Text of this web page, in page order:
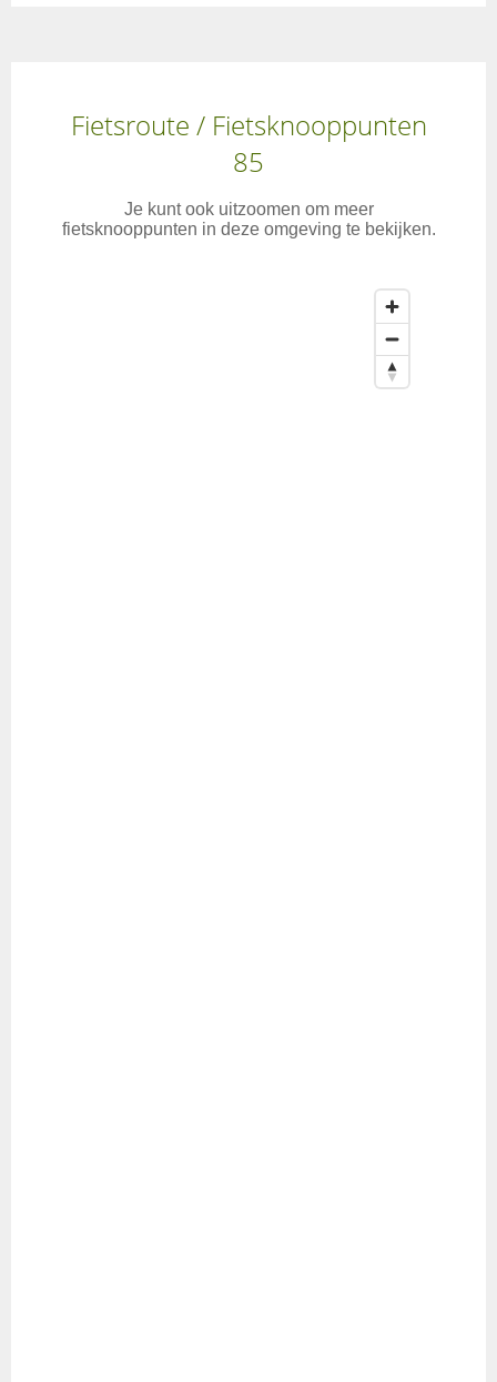
Fietsroute / Fietsknooppunten
85
Je kunt ook uitzoomen om meer
fietsknooppunten in deze omgeving te bekijken.